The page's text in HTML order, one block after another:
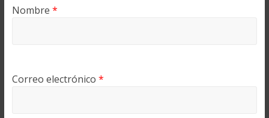
Nombre *
Correo electrónico *